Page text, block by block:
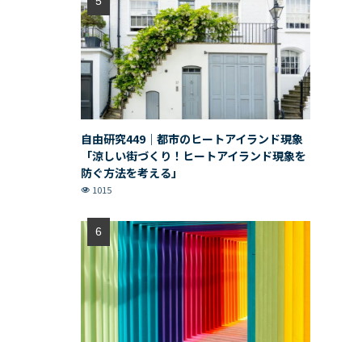
自由研究449｜都市のヒートアイランド現象
「涼しい街づくり！ヒートアイランド現象を
防ぐ方法を考える」
1015